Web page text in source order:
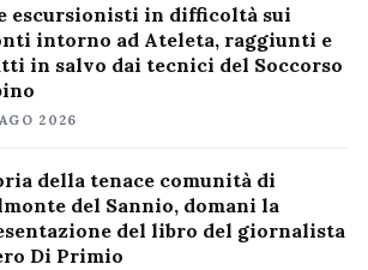
escursionisti in difficoltà sui
intorno ad Ateleta, raggiunti e
in salvo dai tecnici del Soccorso
2026
della tenace comunità di
del Sannio, domani la
del libro del giornalista
Di Primio